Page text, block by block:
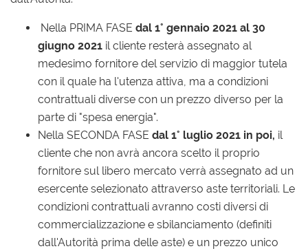
Nella PRIMA FASE dal 1° gennaio 2021 al 30
giugno 2021 il cliente resterà assegnato al
medesimo fornitore del servizio di maggior tutela
con il quale ha l'utenza attiva, ma a condizioni
contrattuali diverse con un prezzo diverso per la
parte di "spesa energia".
Nella SECONDA FASE dal 1° luglio 2021 in poi, il
cliente che non avrà ancora scelto il proprio
fornitore sul libero mercato verrà assegnato ad un
esercente selezionato attraverso aste territoriali. Le
condizioni contrattuali avranno costi diversi di
commercializzazione e sbilanciamento (definiti
dall'Autorità prima delle aste) e un prezzo unico